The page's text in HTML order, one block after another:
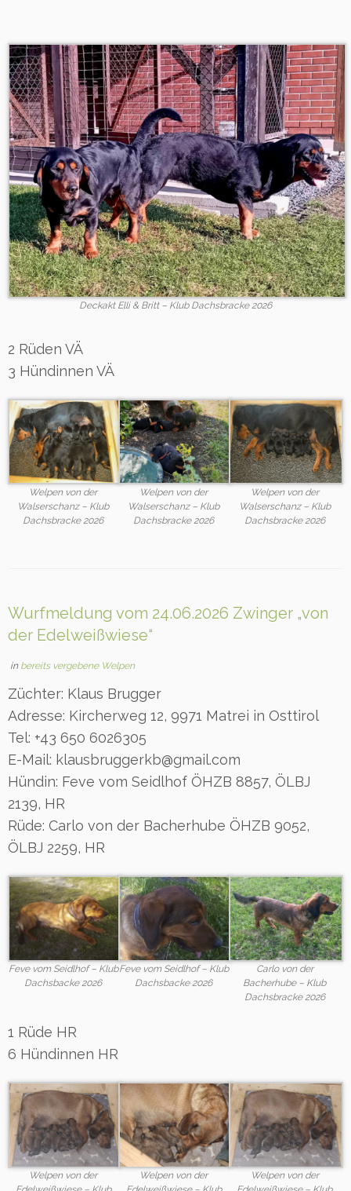
Deckakt Elli & Britt – Klub Dachsbracke 2026
2 Rüden VÄ
3 Hündinnen VÄ
Welpen von der
Walserschanz – Klub
Dachsbracke 2026
Welpen von der
Walserschanz – Klub
Dachsbracke 2026
Welpen von der
Walserschanz – Klub
Dachsbracke 2026
Wurfmeldung vom 24.06.2026 Zwinger „von
der Edelweißwiese“
in bereits vergebene Welpen
Züchter: Klaus Brugger
Adresse: Kircherweg 12, 9971 Matrei in Osttirol
Tel: +43 650 6026305
E-Mail: klausbruggerkb@gmail.com
Hündin: Feve vom Seidlhof ÖHZB 8857, ÖLBJ
2139, HR
Rüde: Carlo von der Bacherhube ÖHZB 9052,
ÖLBJ 2259, HR
Feve vom Seidlhof – Klub
Dachsbacke 2026
Feve vom Seidlhof – Klub
Dachsbacke 2026
Carlo von der
Bacherhube – Klub
Dachsbracke 2026
1 Rüde HR
6 Hündinnen HR
Welpen von der
Welpen von der
Welpen von der